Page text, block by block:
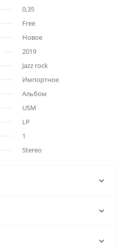
0,35
Free
Новое
2019
Jazz rock
Импортное
Альбом
USM
LP
1
Stereo